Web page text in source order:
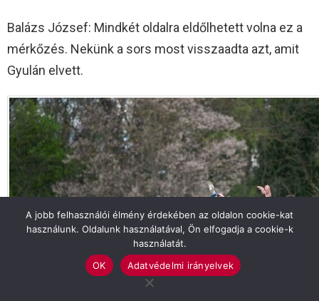
Balázs József: Mindkét oldalra eldőlhetett volna ez a
mérkőzés. Nekünk a sors most visszaadta azt, amit
Gyulán elvett.
A jobb felhasználói élmény érdekében az oldalon cookie-kat
használunk. Oldalunk használatával, Ön elfogadja a cookie-k
használatát.
OK
Adatvédelmi irányelvek